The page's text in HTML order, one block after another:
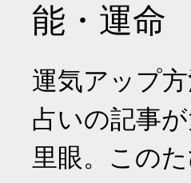
能・運命
運気アップ
占いの記事
里眼。この